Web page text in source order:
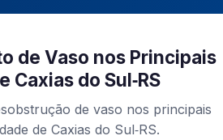
de Vaso nos Principais
Caxias do Sul‑RS
de vaso nos principais
de Caxias do Sul‑RS.